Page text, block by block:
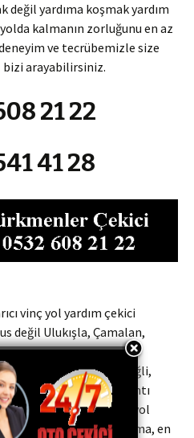
yardıma koşmak yardım
kalmanın zorluğunu en az
ve tecrübemizle size
bizi arayabilirsiniz.
21 22
41 28
vinç yol yardım çekici
değil Ulukışla, Çamalan,
Niğde Otoyolu, Zengen,
Taşpınar, Bor, Ereğli,
Niğde Çamardı, Pozantı
oto kurtarıcı, oto yol
oto servis, araba kurtarma, en